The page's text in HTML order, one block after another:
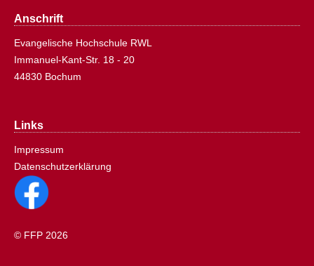
Anschrift
Evangelische Hochschule RWL
Immanuel-Kant-Str. 18 - 20
44830 Bochum
Links
Impressum
Datenschutzerklärung
© FFP 2026